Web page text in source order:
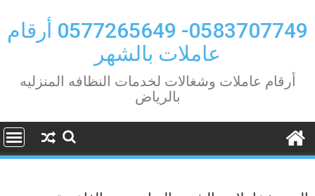
to
content
0583707749- 0577265649 أرقام
عاملات بالشهر
أرقام عاملات وشغالات لخدمات النظافه المنزليه
بالرياض